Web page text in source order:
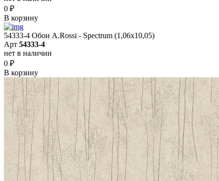
0 ₽
В корзину
54333-4 Обои A.Rossi - Spectrum (1,06x10,05)
Арт 54333-4
нет в наличии
0 ₽
В корзину